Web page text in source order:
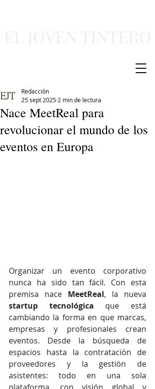
Nace MeetReal para
revolucionar el mundo de los
eventos en Europa
Redacción
25 sept 2025 2 min de lectura
Organizar un evento corporativo
nunca ha sido tan fácil. Con esta
premisa nace MeetReal
startup tecnológica que está
cambiando la forma en que marcas,
empresas y profesionales crean
eventos. Desde la búsqueda de
espacios hasta la contratación de
proveedores y la gestión de
asistentes: todo en una sola